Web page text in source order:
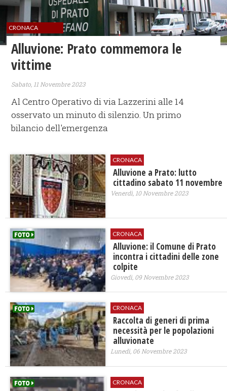
CRONACA
Alluvione: Prato commemora le
vittime
Sabato, 11 Novembre 2023
Al Centro Operativo di via Lazzerini alle 14
osservato un minuto di silenzio. Un primo
bilancio dell'emergenza
CRONACA
Alluvione a Prato: lutto
cittadino sabato 11 novembre
Venerdì, 10 Novembre 2023
CRONACA
Alluvione: il Comune di Prato
incontra i cittadini delle zone
colpite
Giovedì, 09 Novembre 2023
CRONACA
Raccolta di generi di prima
necessità per le popolazioni
alluvionate
Lunedì, 06 Novembre 2023
CRONACA